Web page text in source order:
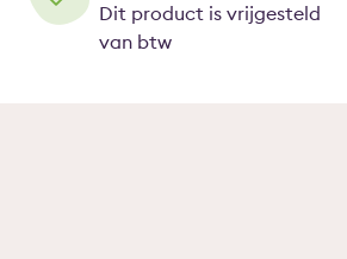
Dit product is vrijgesteld
van btw